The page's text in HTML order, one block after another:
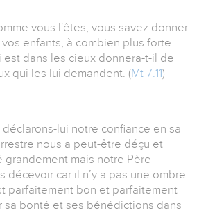
vous l'êtes, vous savez donner
enfants, à combien plus forte
est dans les cieux donnera-t-il de
qui les lui demandent. (Mt 7.11)
lui notre confiance en sa
nous a peut-être déçu et
grandement mais notre Père
décevoir car il n’y a pas une ombre
parfaitement bon et parfaitement
sa bonté et ses bénédictions dans